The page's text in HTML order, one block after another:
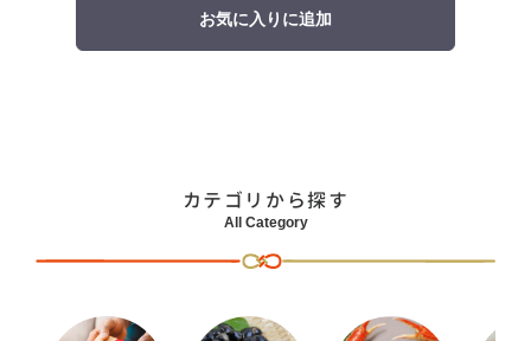
お気に入りに追加
カテゴリから探す
All Category